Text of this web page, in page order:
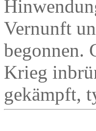
Vernunft
begonnen.
Krieg
gekämpft,